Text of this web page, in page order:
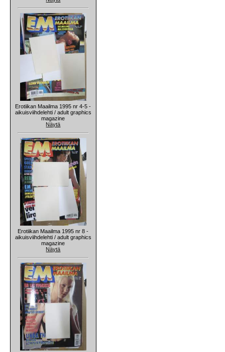
Erotiikan Maailma 1995 nr 4-5 -
aikuisviihdelehti / adult graphics
magazine
Näytä
Erotiikan Maailma 1995 nr 8 -
aikuisviihdelehti / adult graphics
magazine
Näytä